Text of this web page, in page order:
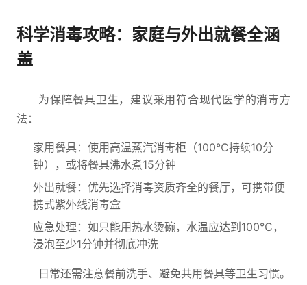
科学消毒攻略：家庭与外出就餐全涵
盖
为保障餐具卫生，建议采用符合现代医学的消毒方
法：
家用餐具：使用高温蒸汽消毒柜（100℃持续10分
钟），或将餐具沸水煮15分钟
外出就餐：优先选择消毒资质齐全的餐厅，可携带便
携式紫外线消毒盒
应急处理：如只能用热水烫碗，水温应达到100℃，
浸泡至少1分钟并彻底冲洗
日常还需注意餐前洗手、避免共用餐具等卫生习惯。